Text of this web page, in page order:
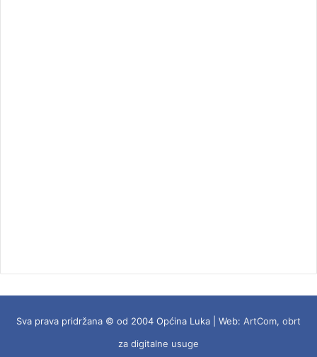
Sva prava pridržana © od 2004 Općina Luka | Web: ArtCom, obrt
za digitalne usuge